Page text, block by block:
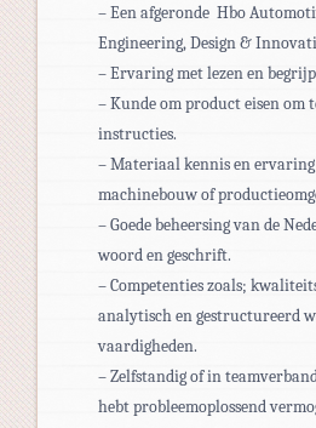
– Een afgeronde Hbo
Engineering, Design &
– Ervaring met lezen en
– Kunde om product eisen
instructies.
– Materiaal kennis en
machinebouw of
– Goede beheersing van de
woord en geschrift.
– Competenties zoals;
analytisch en gestructureerd
vaardigheden.
– Zelfstandig of in
hebt probleemoplossend